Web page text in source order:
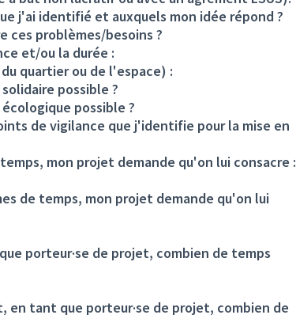
j'ai identifié et auxquels mon idée répond ?
ces problèmes/besoins ?
et/ou la durée :
quartier ou de l'espace) :
possible ?
possible ?
de vigilance que j'identifie pour la mise en
mon projet demande qu'on lui consacre :
de temps, mon projet demande qu'on lui
porteur·se de projet, combien de temps
en tant que porteur·se de projet, combien de